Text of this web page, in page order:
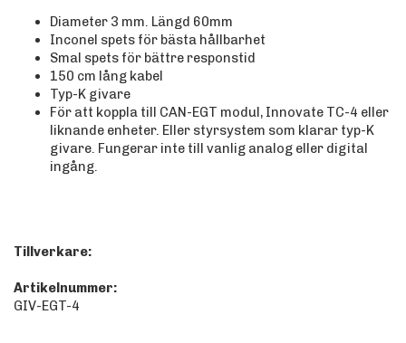
Diameter 3 mm. Längd 60mm
Inconel spets för bästa hållbarhet
Smal spets för bättre responstid
150 cm lång kabel
Typ-K givare
För att koppla till CAN-EGT modul, Innovate TC-4 eller
liknande enheter. Eller styrsystem som klarar typ-K
givare. Fungerar inte till vanlig analog eller digital
ingång.
Tillverkare:
Artikelnummer:
GIV-EGT-4